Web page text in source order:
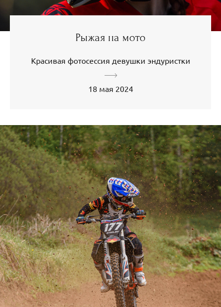
Рыжая на мото
Красивая фотосессия девушки эндуристки
18 мая 2024